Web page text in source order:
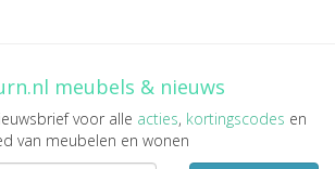
meubels & nieuws
voor alle acties, kortingscodes en
van meubelen en wonen